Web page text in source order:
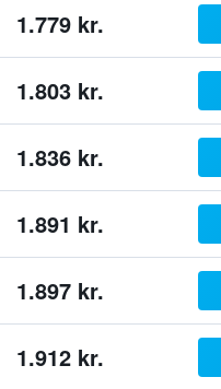
1.779 kr.
1.803 kr.
1.836 kr.
1.891 kr.
1.897 kr.
1.912 kr.